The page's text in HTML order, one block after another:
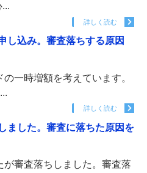
詳しく読む
し込み。審査落ちする原因
一時増額を考えています。
詳しく読む
ました。審査に落ちた原因を
審査落ちしました。審査落